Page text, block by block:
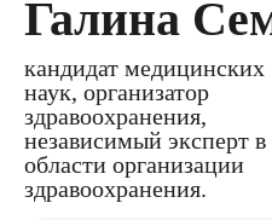
Галина
кандидат медицинских
наук, организатор
здравоохранения,
независимый эксперт в
области организации
здравоохранения.